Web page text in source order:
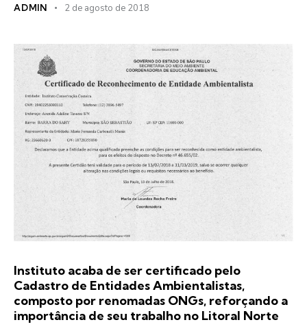
ADMIN 2 de agosto de 2018
Instituto acaba de ser certificado pelo
Cadastro de Entidades Ambientalistas,
composto por renomadas ONGs, reforçando a
importância de seu trabalho no Litoral Norte